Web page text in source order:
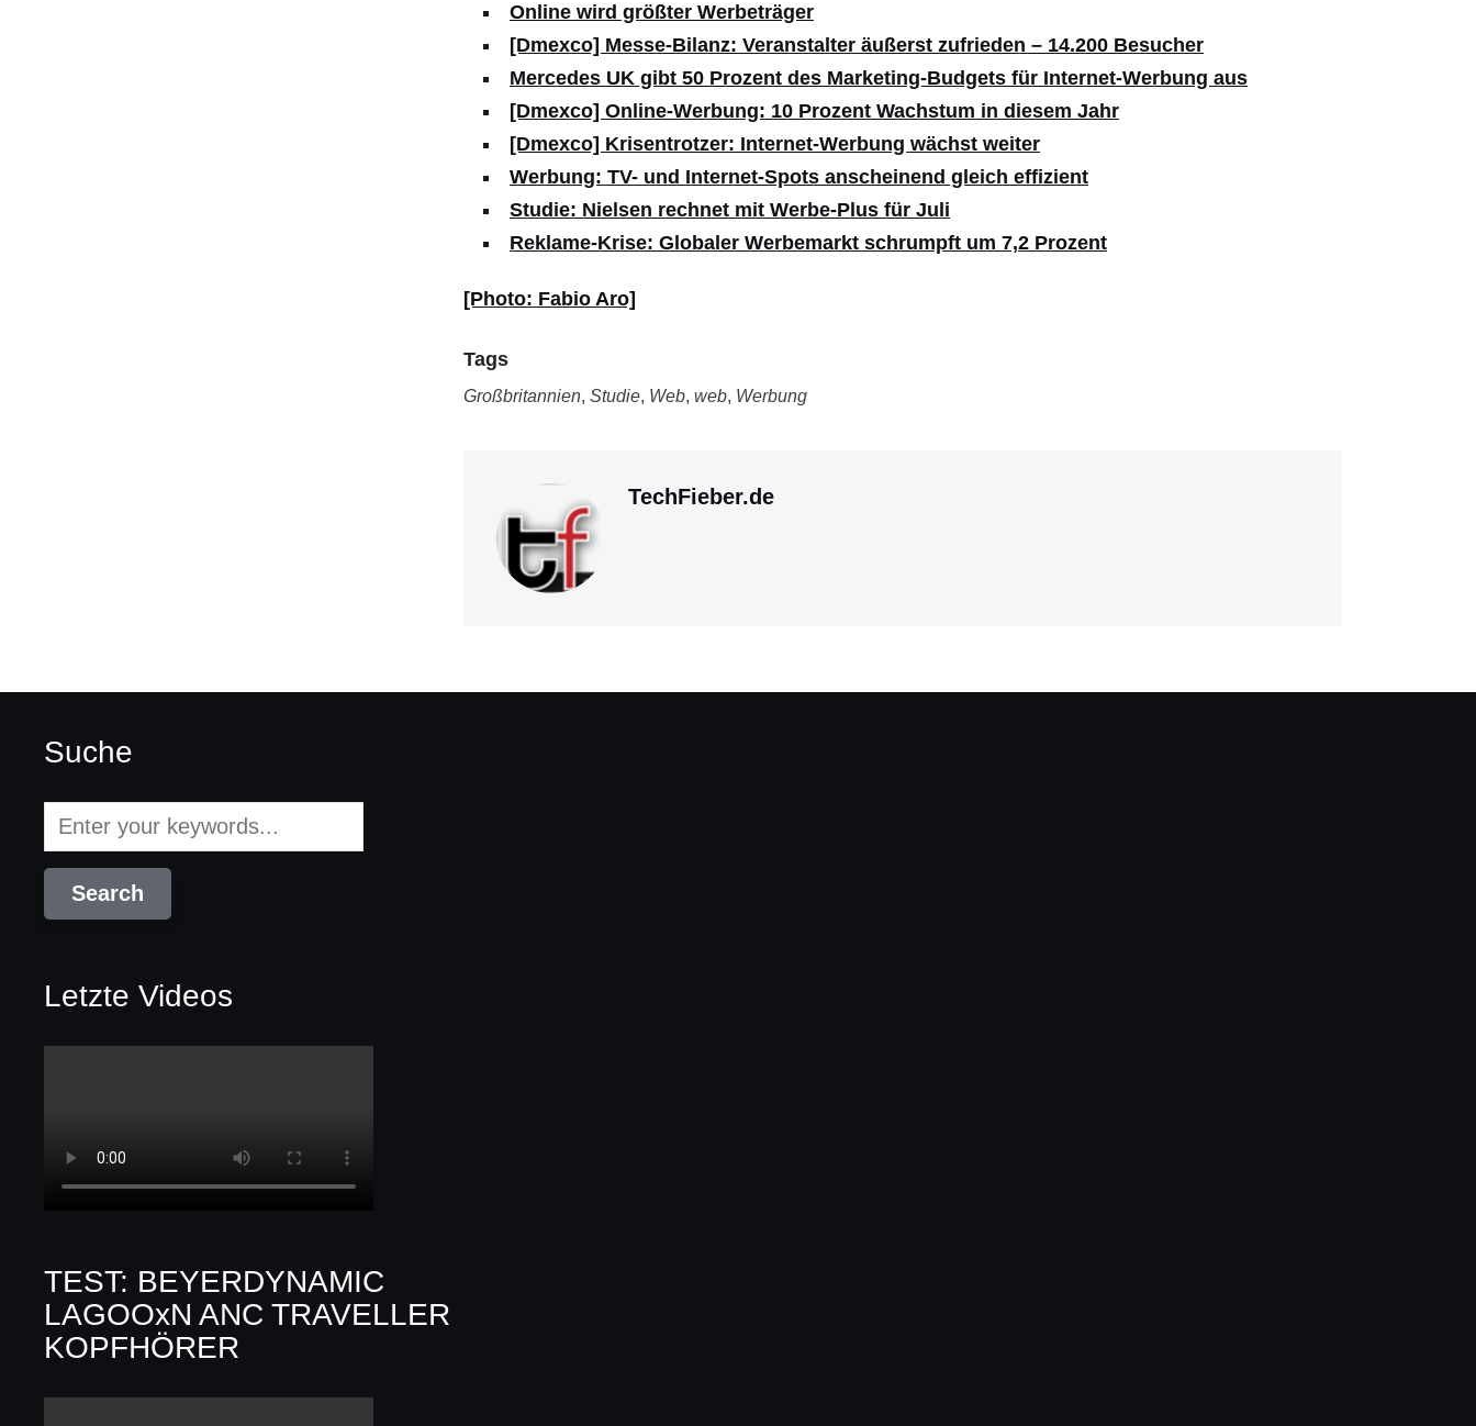
Online wird größter Werbeträger
[Dmexco] Messe-Bilanz: Veranstalter äußerst zufrieden – 14.200 Besucher
Mercedes UK gibt 50 Prozent des Marketing-Budgets für Internet-Werbung aus
[Dmexco] Online-Werbung: 10 Prozent Wachstum in diesem Jahr
[Dmexco] Krisentrotzer: Internet-Werbung wächst weiter
Werbung: TV- und Internet-Spots anscheinend gleich effizient
Studie: Nielsen rechnet mit Werbe-Plus für Juli
Reklame-Krise: Globaler Werbemarkt schrumpft um 7,2 Prozent
[Photo: Fabio Aro]
Tags
Großbritannien, Studie, Web, web, Werbung
TechFieber.de
Suche
Letzte Videos
TEST: BEYERDYNAMIC
LAGOOxN ANC TRAVELLER
KOPFHÖRER